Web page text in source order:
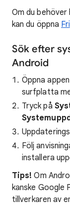
Om du behöver
kan du öppna
Sök efter
Android
Öppna
surfplatta
Tryck på
Följ
installera
Tips! Om
kanske Google
tillverkaren av